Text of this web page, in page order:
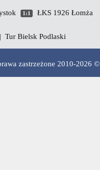
1:1 ŁKS 1926 Łomża
Tur Bielsk Podlaski
zastrzeżone 2010-2026 ©